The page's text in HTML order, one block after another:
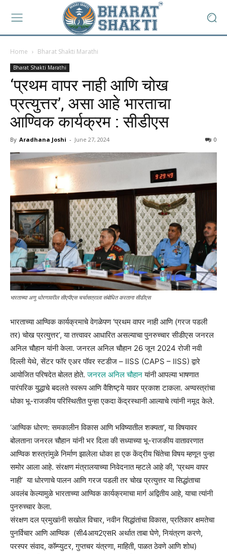
Home Bharat Shakti Marathi
Bharat Shakti Marathi
‘प्रथम वापर नाही आणि चोख
प्रत्युत्तर’, असा आहे भारताचा
आण्विक कार्यक्रम : सीडीएस
By Aradhana Joshi - June 27, 2024 0
भारताच्या अणु धोरणावरील सीएपीएस चर्चासत्राला संबोधित करताना सीडीएस
भारताच्या आण्विक कार्यक्रमाचे वेगळेपण ‘प्रथम वापर नाही आणि (गरज पडली
तर) चोख प्रत्युत्तर’, या तत्त्वावर आधारित असल्याचा पुनरुच्चार सीडीएस जनरल
अनिल चौहान यांनी केला. जनरल अनिल चौहान 26 जून 2024 रोजी नवी
दिल्ली येथे, सेंटर फॉर एअर पॉवर स्टडीज – IISS (CAPS – IISS) द्वारे
आयोजित परिषदेत बोलत होते.जनरल अनिल चौहानयांनी आपल्या भाषणात
पारंपरिक युद्धाचे बदलते स्वरूप आणि वैशिष्ट्ये यावर प्रकाश टाकला. अण्वस्त्रांचा
धोका भू-राजकीय परिस्थितीत पुन्हा एकदा केंद्रस्थानी आल्याचे त्यांनी नमूद केले.
‘आण्विक धोरण: समकालीन विकास आणि भविष्यातील शक्यता’, या विषयावर
बोलताना जनरल चौहान यांनी भर दिला की सध्याच्या भू-राजकीय वातावरणात
आण्विक शस्त्रांमुळे निर्माण झालेला धोका हा एक केंद्रीय चिंतेचा विषय म्हणून पुन्हा
समोर आला आहे. संरक्षण मंत्रालयाच्या निवेदनात म्हटले आहे की, ‘प्रथम वापर
नाही’ या धोरणाचे पालन आणि गरज पडली तर चोख प्रत्युत्तर या सिद्धांताचा
अवलंब केल्यामुळे भारताच्या आण्विक कार्यक्रमाचा मार्ग अद्वितीय आहे, याचा त्यांनी
पुनरुच्चार केला.
संरक्षण दल प्रमुखांनी सखोल विचार, नवीन सिद्धांतांचा विकास, प्रतिकार क्षमतेचा
पुनर्विचार आणि आण्विक (सी4आय2एसR अर्थात ताबा घेणे, नियंत्रण करणे,
परस्पर संवाद, कॉम्प्युटर, गुप्तचर यंत्रणा, माहिती, पाळत ठेवणे आणि शोध)